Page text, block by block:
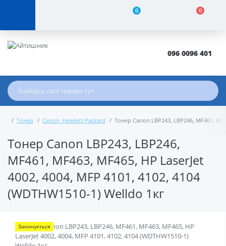
0 0
096 0096 401
Тонер Canon, Hewlett-Packard Тонер Canon LBP243, LBP246, MF461,
Тонер Canon LBP243, LBP246,
MF461, MF463, MF465, HP LaserJet
4002, 4004, MFP 4101, 4102, 4104
(WDTHW1510-1) Welldo 1кг
Закінчується